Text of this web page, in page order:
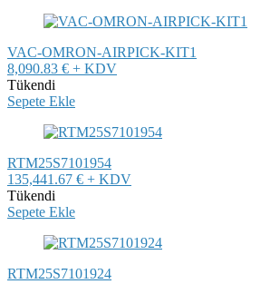
VAC-OMRON-AIRPICK-KIT1
8,090.83 € + KDV
Tükendi
Sepete Ekle
RTM25S7101954
135,441.67 € + KDV
Tükendi
Sepete Ekle
RTM25S7101924